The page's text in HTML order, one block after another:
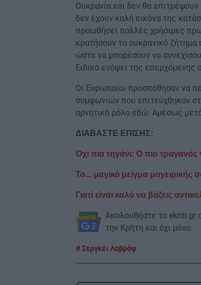
Ουκρανία και δεν θα
δεν έχουν καλή εικόνα της
προωθήσει πολλές χρήσιμες
κρατήσουν το ουκρανικό
ώστε να μπορέσουν να
Ειδικά ενόψει της
Οι Ευρωπαίοι προσπάθησαν να
συμφωνιών που επιτεύχθηκαν
αρνητικό ρόλο εδώ. Αμέσως
ΔΙΑΒΑΣΤΕ ΕΠΙΣΗΣ:
Όχι πια τηγάνι: Ο πιο
Το... μαγικό μείγμα μαγειρικής
Γιατί είναι καλό να βάζεις
Ακολουθήστε το ekriti.gr
την Κρήτη και όχι μόνο.
Σεργκέι Λαβρόφ